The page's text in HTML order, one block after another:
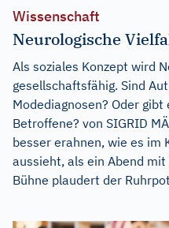
Wissenschaft
Neurologische
Als soziales Konzept wird
gesellschaftsfähig. Sind
Modediagnosen? Oder
Betroffene? von SIGRID
besser erahnen, wie es im
aussieht, als ein Abend
Bühne plaudert der